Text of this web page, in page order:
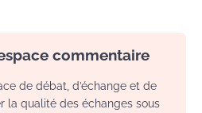
commentaire
de débat, d’échange et de
la qualité des échanges sous